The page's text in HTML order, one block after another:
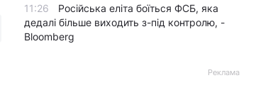
11:26
Російська еліта боїться ФСБ, яка
дедалі більше виходить з-під контролю, -
Bloomberg
Реклама